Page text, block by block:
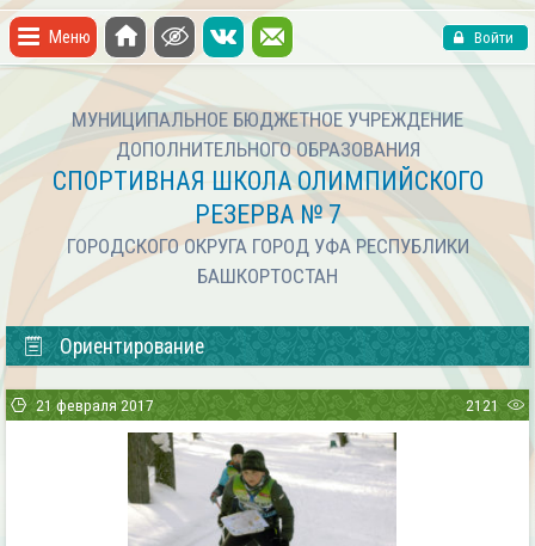
Меню Войти
МУНИЦИПАЛЬНОЕ БЮДЖЕТНОЕ УЧРЕЖДЕНИЕ
ДОПОЛНИТЕЛЬНОГО ОБРАЗОВАНИЯ
СПОРТИВНАЯ ШКОЛА ОЛИМПИЙСКОГО
РЕЗЕРВА № 7
ГОРОДСКОГО ОКРУГА ГОРОД УФА РЕСПУБЛИКИ
БАШКОРТОСТАН
Ориентирование
21 февраля 2017 2121